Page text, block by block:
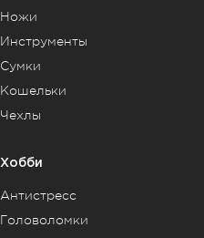
Ножи
Инструменты
Сумки
Кошельки
Чехлы
Хобби
Антистресс
Головоломки